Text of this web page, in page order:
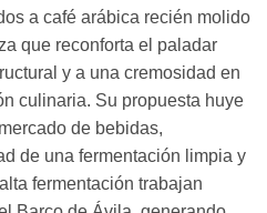
a café arábica recién molido
que reconforta el paladar
y a una cremosidad en
culinaria. Su propuesta huye
de bebidas,
de una fermentación limpia y
fermentación trabajan